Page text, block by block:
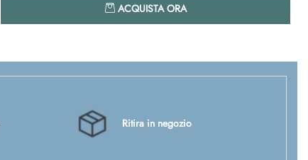
ACQUISTA ORA
Ritira in negozio